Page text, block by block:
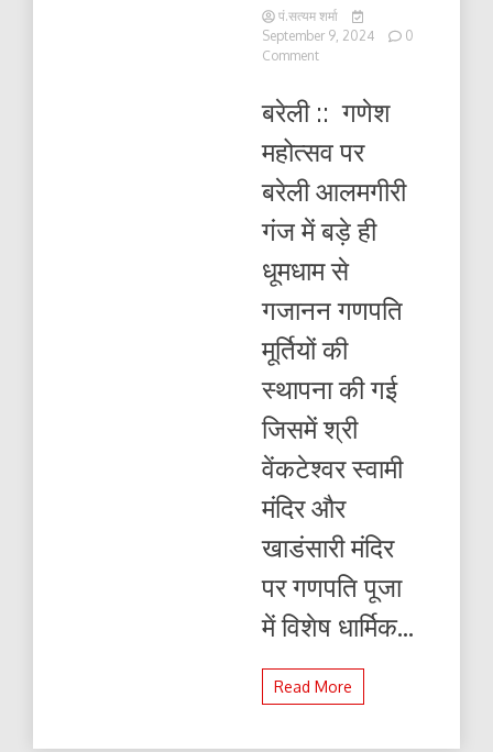
पं.सत्यम शर्मा
September 9, 2024
0
Commenton
में
उत्सव
धार्मिक
आयोजन
बरेली :: गणेश
महोत्सव पर
बरेली आलमगीरी
गंज में बड़े ही
धूमधाम से
गजानन गणपति
मूर्तियों की
स्थापना की गई
जिसमें श्री
वेंकटेश्वर स्वामी
मंदिर और
खाडंसारी मंदिर
पर गणपति पूजा
में विशेष धार्मिक...
Read More